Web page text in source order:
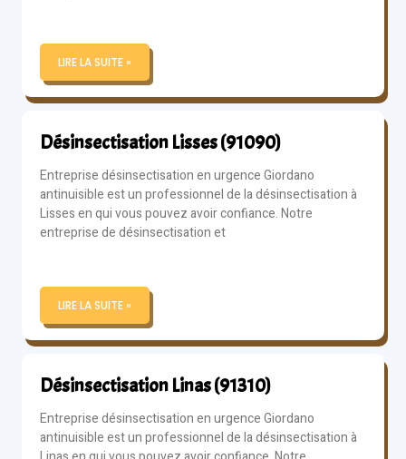
LIRE LA SUITE »
Désinsectisation Lisses (91090)
Entreprise désinsectisation en urgence Giordano
antinuisible est un professionnel de la désinsectisation à
Lisses en qui vous pouvez avoir confiance. Notre
entreprise de désinsectisation et
LIRE LA SUITE »
Désinsectisation Linas (91310)
Entreprise désinsectisation en urgence Giordano
antinuisible est un professionnel de la désinsectisation à